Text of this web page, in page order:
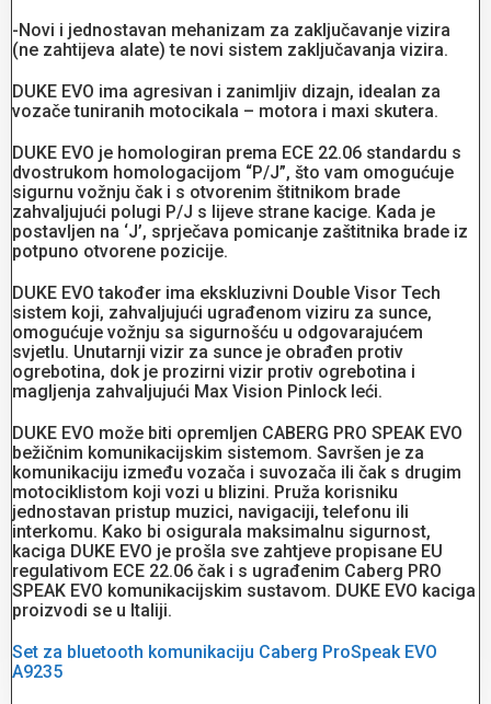
-Novi i jednostavan mehanizam za zaključavanje vizira
(ne zahtijeva alate) te novi sistem zaključavanja vizira.
DUKE EVO ima agresivan i zanimljiv dizajn, idealan za
vozače tuniranih motocikala – motora i maxi skutera.
DUKE EVO je homologiran prema ECE 22.06 standardu s
dvostrukom homologacijom “P/J”, što vam omogućuje
sigurnu vožnju čak i s otvorenim štitnikom brade
zahvaljujući polugi P/J s lijeve strane kacige. Kada je
postavljen na ‘J’, sprječava pomicanje zaštitnika brade iz
potpuno otvorene pozicije.
DUKE EVO također ima ekskluzivni Double Visor Tech
sistem koji, zahvaljujući ugrađenom viziru za sunce,
omogućuje vožnju sa sigurnošću u odgovarajućem
svjetlu. Unutarnji vizir za sunce je obrađen protiv
ogrebotina, dok je prozirni vizir protiv ogrebotina i
magljenja zahvaljujući Max Vision Pinlock leći.
DUKE EVO može biti opremljen CABERG PRO SPEAK EVO
bežičnim komunikacijskim sistemom. Savršen je za
komunikaciju između vozača i suvozača ili čak s drugim
motociklistom koji vozi u blizini. Pruža korisniku
jednostavan pristup muzici, navigaciji, telefonu ili
interkomu. Kako bi osigurala maksimalnu sigurnost,
kaciga DUKE EVO je prošla sve zahtjeve propisane EU
regulativom ECE 22.06 čak i s ugrađenim Caberg PRO
SPEAK EVO komunikacijskim sustavom. DUKE EVO kaciga
proizvodi se u Italiji.
Set za bluetooth komunikaciju Caberg ProSpeak EVO
A9235